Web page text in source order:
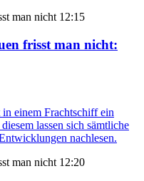
12:15
frisst man nicht:
einem Frachtschiff ein
lassen sich sämtliche
nachlesen.
12:20